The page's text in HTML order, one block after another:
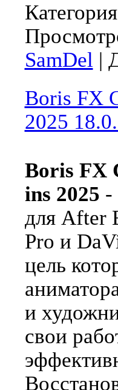
SamDel |
Boris FX
2025
Boris FX
ins 2025 -
для After
Pro и
цель
и
свои